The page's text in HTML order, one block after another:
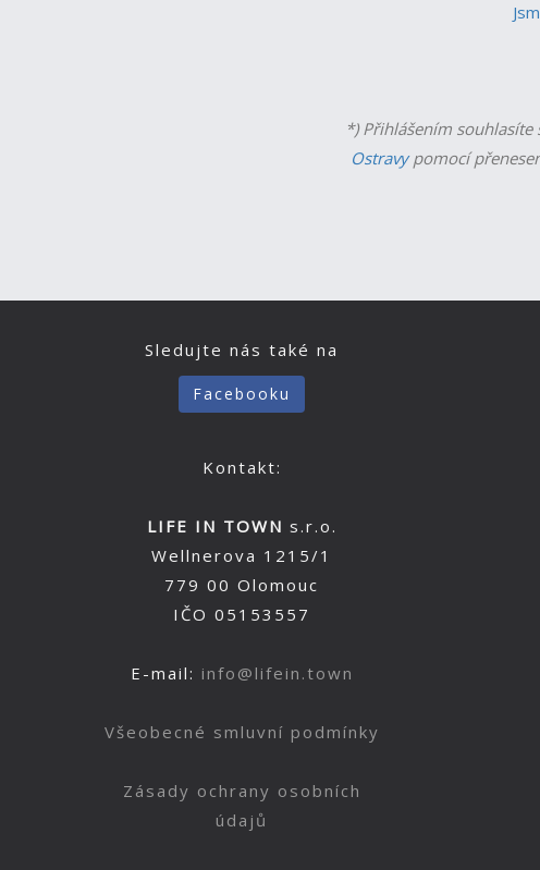
*) Přihlášením souhlasíte
Ostravypomocí
Sledujte nás také na
Facebooku
Kontakt:
LIFE IN TOWN s.r.o.
Wellnerova 1215/1
779 00 Olomouc
IČO 05153557
E-mail: info@lifein.town
Všeobecné smluvní podmínky
Zásady ochrany osobních
údajů